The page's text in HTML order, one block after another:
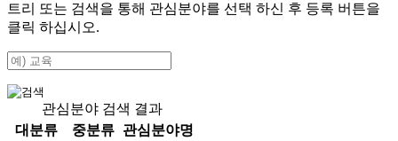
트리 또는 검색을 통해 관심분야를 선택 하신 후 등록 버튼을
클릭 하십시오.
관심분야 검색 결과
대분류
중분류
관심분야명